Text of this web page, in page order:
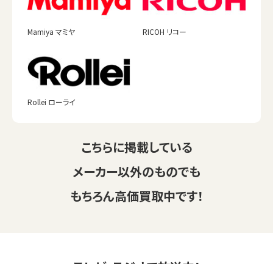
Mamiya マミヤ RICOH リコー
Rollei ローライ
こちらに掲載している
メーカー以外のものでも
もちろん高価買取中です！